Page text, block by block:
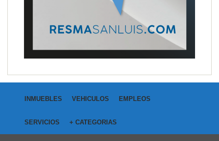
INMUEBLES VEHICULOS EMPLEOS
SERVICIOS + CATEGORIAS